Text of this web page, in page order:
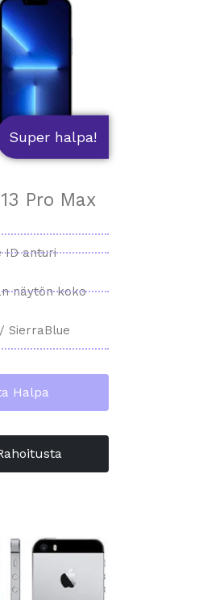
Super halpa!
Pro Max
ID anturi
näytön koko
SierraBlue
Halpa